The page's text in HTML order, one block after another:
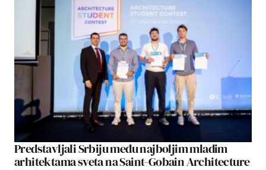
Predstavljali Srbiju među najboljim mladim
arhitektama sveta na Saint-Gobain Architecture